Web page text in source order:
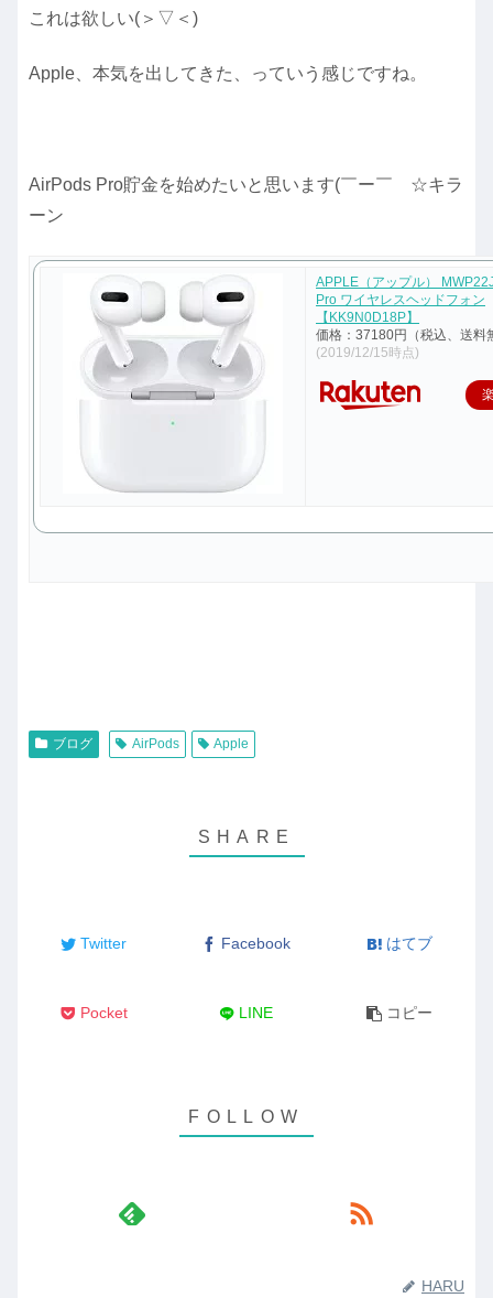
これは欲しい(＞▽＜)
Apple、本気を出してきた、っていう感じですね。
AirPods Pro貯金を始めたいと思います(￣ー￣ ☆キラ
ーン
APPLE（アップル）
Pro ワイヤレスヘッドフォン
【KK9N0D18P】
価格：37180円（税込、送料
(2019/12/15時点)
ブログ AirPods Apple
Twitter Facebook はてブ
Pocket LINE コピー
HARU